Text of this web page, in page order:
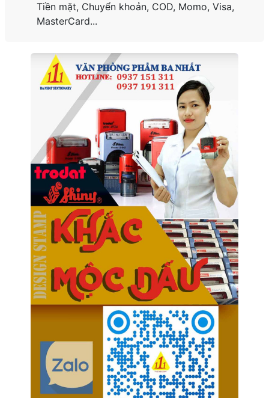
Tiền mặt, Chuyển khoản, COD, Momo, Visa,
MasterCard...